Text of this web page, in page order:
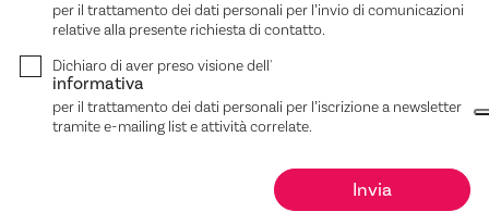
per il trattamento dei dati personali per l’invio di comunicazioni
relative alla presente richiesta di contatto.
Dichiaro di aver preso visione dell'
informativa
per il trattamento dei dati personali per l’iscrizione a newsletter
tramite e-mailing list e attività correlate.